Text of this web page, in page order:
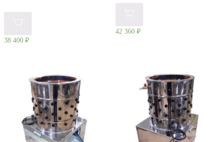
38 400 ₽
42 360 ₽